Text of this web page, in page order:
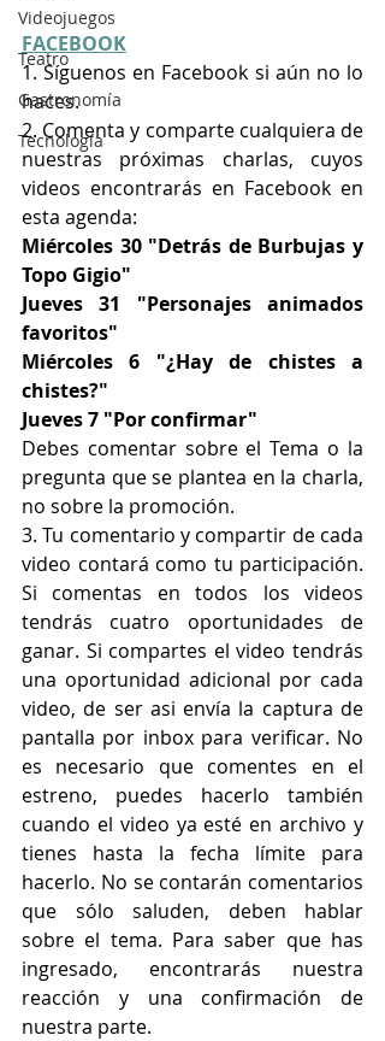
Videojuegos
Teatro
Gastronomía
Tecnología
FACEBOOK
1. Síguenos en Facebook si aún no lo
haces.
2. Comenta y comparte cualquiera de
nuestras próximas charlas, cuyos
videos encontrarás en Facebook en
esta agenda:
Miércoles 30 "Detrás de Burbujas y
Topo Gigio"
Jueves 31 "Personajes animados
favoritos"
Miércoles 6 "¿Hay de chistes a
chistes?"
Jueves 7 "Por confirmar"
Debes comentar sobre el Tema o la
pregunta que se plantea en la charla,
no sobre la promoción.
3. Tu comentario y compartir de cada
video contará como tu participación.
Si comentas en todos los videos
tendrás cuatro oportunidades de
ganar. Si compartes el video tendrás
una oportunidad adicional por cada
video, de ser asi envía la captura de
pantalla por inbox para verificar. No
es necesario que comentes en el
estreno, puedes hacerlo también
cuando el video ya esté en archivo y
tienes hasta la fecha límite para
hacerlo. No se contarán comentarios
que sólo saluden, deben hablar
sobre el tema. Para saber que has
ingresado, encontrarás nuestra
reacción y una confirmación de
nuestra parte.